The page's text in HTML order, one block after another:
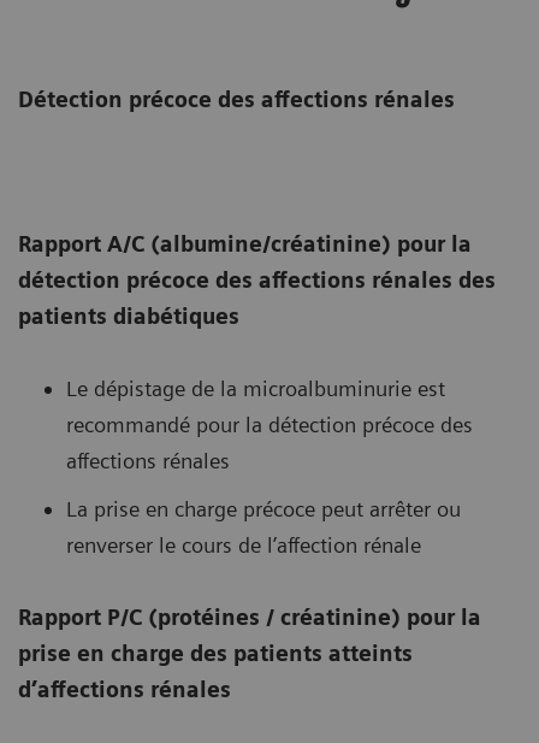
Détection précoce des affections rénales
Rapport A/C (albumine/créatinine) pour la
détection précoce des affections rénales des
patients diabétiques
Le dépistage de la microalbuminurie est
recommandé pour la détection précoce des
affections rénales
La prise en charge précoce peut arrêter ou
renverser le cours de l’affection rénale
Rapport P/C (protéines / créatinine) pour la
prise en charge des patients atteints
d’affections rénales